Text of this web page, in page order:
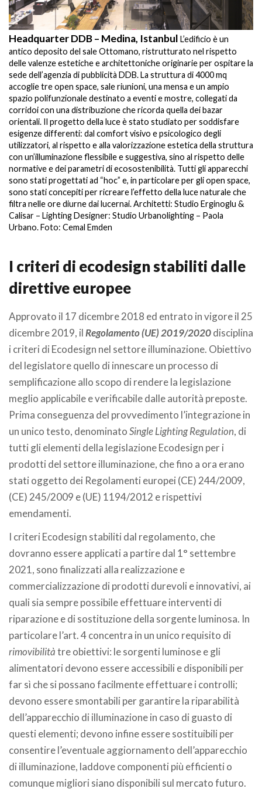
Headquarter DDB – Medina, Istanbul L’edificio è un
antico deposito del sale Ottomano, ristrutturato nel rispetto
delle valenze estetiche e architettoniche originarie per ospitare la
sede dell’agenzia di pubblicità DDB. La struttura di 4000 mq
accoglie tre open space, sale riunioni, una mensa e un ampio
spazio polifunzionale destinato a eventi e mostre, collegati da
corridoi con una distribuzione che ricorda quella dei bazar
orientali. Il progetto della luce è stato studiato per soddisfare
esigenze differenti: dal comfort visivo e psicologico degli
utilizzatori, al rispetto e alla valorizzazione estetica della struttura
con un’illuminazione flessibile e suggestiva, sino al rispetto delle
normative e dei parametri di ecosostenibilità. Tutti gli apparecchi
sono stati progettati ad “hoc” e, in particolare per gli open space,
sono stati concepiti per ricreare l’effetto della luce naturale che
filtra nelle ore diurne dai lucernai. Architetti: Studio Erginoglu &
Calisar – Lighting Designer: Studio Urbanolighting – Paola
Urbano. Foto: Cemal Emden
I criteri di ecodesign stabiliti dalle
direttive europee
Approvato il 17 dicembre 2018 ed entrato in vigore il 25
dicembre 2019, ilRegolamento (UE) 2019/2020disciplina
i criteri di Ecodesign nel settore illuminazione. Obiettivo
del legislatore quello di innescare un processo di
semplificazione allo scopo di rendere la legislazione
meglio applicabile e verificabile dalle autorità preposte.
Prima conseguenza del provvedimento l’integrazione in
un unico testo, denominatoSingle Lighting Regulation, di
tutti gli elementi della legislazione Ecodesign per i
prodotti del settore illuminazione, che fino a ora erano
stati oggetto dei Regolamenti europei (CE) 244/2009,
(CE) 245/2009 e (UE) 1194/2012 e rispettivi
emendamenti.
I criteri Ecodesign stabiliti dal regolamento, che
dovranno essere applicati a partire dal 1° settembre
2021, sono finalizzati alla realizzazione e
commercializzazione di prodotti durevoli e innovativi, ai
quali sia sempre possibile effettuare interventi di
riparazione e di sostituzione della sorgente luminosa. In
particolare l’art. 4 concentra in un unico requisito di
rimovibilitàtre obiettivi: le sorgenti luminose e gli
alimentatori devono essere accessibili e disponibili per
far sì che si possano facilmente effettuare i controlli;
devono essere smontabili per garantire la riparabilità
dell’apparecchio di illuminazione in caso di guasto di
questi elementi; devono infine essere sostituibili per
consentire l’eventuale aggiornamento dell’apparecchio
di illuminazione, laddove componenti più efficienti o
comunque migliori siano disponibili sul mercato futuro.